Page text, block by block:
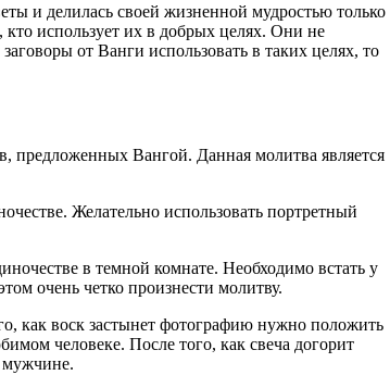
и делилась своей жизненной мудростью только
использует их в добрых целях. Они не
от Ванги использовать в таких целях, то
предложенных Вангой. Данная молитва является
Желательно использовать портретный
в темной комнате. Необходимо встать у
очень четко произнести молитву.
как воск застынет фотографию нужно положить
человеке. После того, как свеча догорит
мужчине.